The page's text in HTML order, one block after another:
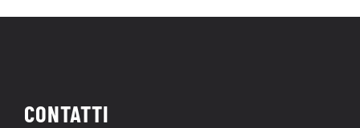
CONTATTI